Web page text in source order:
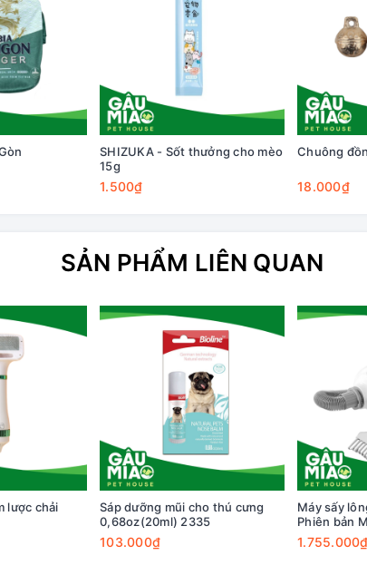
SHIZUKA - Sốt thưởng cho mèo
15g
1.500₫
Chuông
18.000₫
SẢN PHẨM LIÊN QUAN
lược chải
Sáp dưỡng mũi cho thú cưng
0,68oz(20ml) 2335
103.000₫
Máy sấy
Phiên bản
1.755.000₫